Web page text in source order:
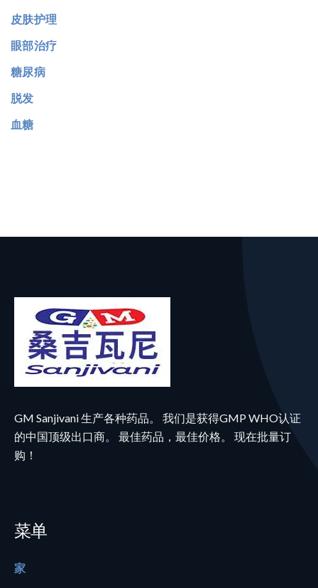
皮肤护理
眼部治疗
糖尿病
脱发
血糖
GM Sanjivani 生产各种药品。 我们是获得GMP WHO认证
的中国顶级出口商。 最佳药品，最佳价格。 现在批量订
购！
菜单
家